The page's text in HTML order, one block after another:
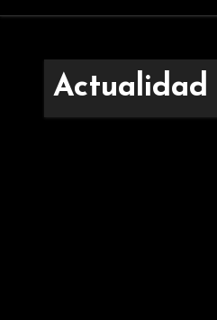
Actualidad